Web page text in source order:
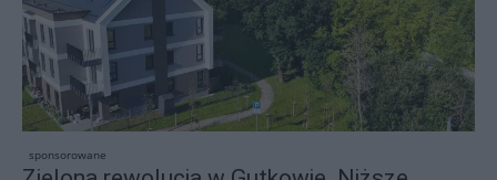
sponsorowane